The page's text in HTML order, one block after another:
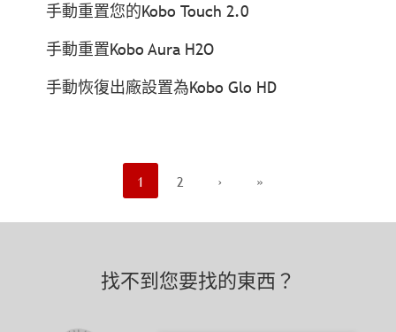
手動重置您的Kobo Touch 2.0
手動重置Kobo Aura H2O
手動恢復出廠設置為Kobo Glo HD
1 2 › »
找不到您要找的東西？